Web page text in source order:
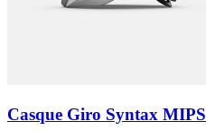
Casque Giro Syntax MIPS